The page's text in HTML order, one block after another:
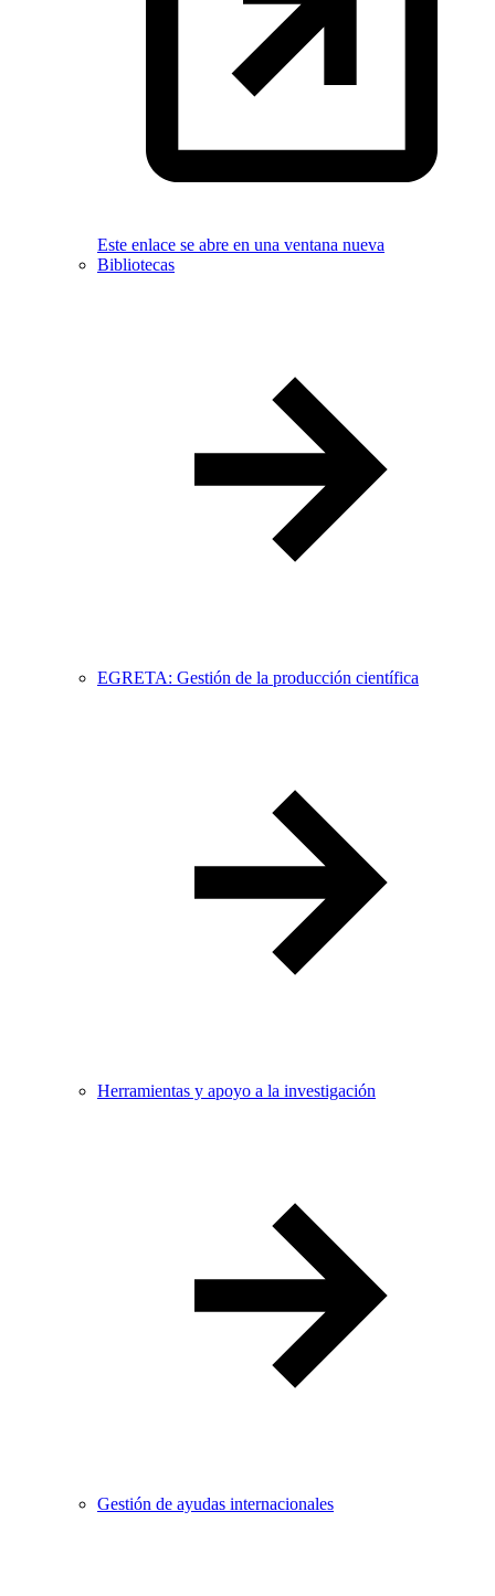
Este enlace se abre en una ventana nueva
Bibliotecas
EGRETA: Gestión de la producción científica
Herramientas y apoyo a la investigación
Gestión de ayudas internacionales